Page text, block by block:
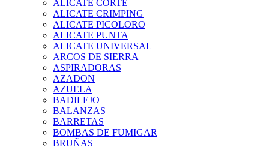
ALICATE CORTE
ALICATE CRIMPING
ALICATE PICOLORO
ALICATE PUNTA
ALICATE UNIVERSAL
ARCOS DE SIERRA
ASPIRADORAS
AZADON
AZUELA
BADILEJO
BALANZAS
BARRETAS
BOMBAS DE FUMIGAR
BRUÑAS